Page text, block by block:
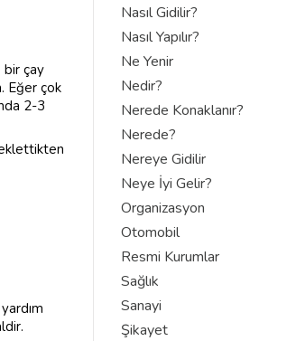
bir çay
Eğer çok
2-3
Nasıl Gidilir?
Nasıl Yapılır?
Ne Yenir
Nedir?
Nerede Konaklanır?
Nerede?
Nereye Gidilir
Neye İyi Gelir?
Organizasyon
Otomobil
Resmi Kurumlar
Sağlık
Sanayi
Şikayet